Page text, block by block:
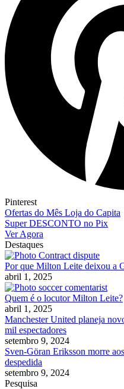
Pinterest
Ofertas do Mês Loja do Capita
Super DESCONTO no Pix
Ver Agora
Destaques
Por que Milton Leite deixou a
abril 1, 2025
Quem é o locutor Milton Leite?
abril 1, 2025
Manchester United planeja
mil espectadores
setembro 9, 2024
Sven-Göran Eriksson morre
despedida
setembro 9, 2024
Pesquisa